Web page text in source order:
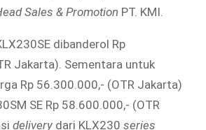
Sales & Promotion PT. KMI.
dibanderol Rp
Jakarta). Sementara untuk
Rp 56.300.000,- (OTR Jakarta)
SE Rp 58.600.000,- (OTR
delivery dari KLX230 series